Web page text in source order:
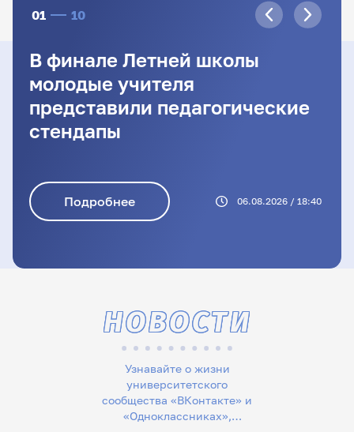
01 10
В финале Летней школы
молодые учителя
представили педагогические
стендапы
Подробнее 06.08.2026 / 18:40
Узнавайте о жизни
университетского
сообщества «ВКонтакте» и
«Одноклассниках»,
НОВОСТИ